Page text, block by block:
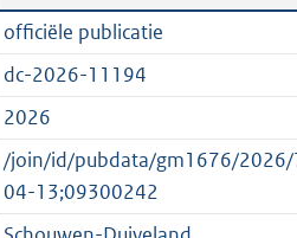
a
n
d
g
r
o
officiële publicatie
dc-2026-11194
2026
/join/id/pubdata/gm1676/
04-13;09300242